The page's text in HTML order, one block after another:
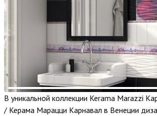
В уникальной коллекции Kerama Marazzi
/ Керама Марацци Карнавал в Венеции